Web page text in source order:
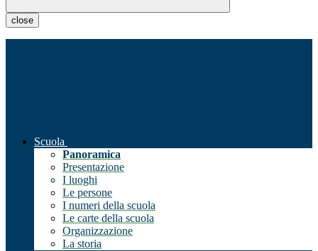
close
Scuola
Panoramica
Presentazione
I luoghi
Le persone
I numeri della scuola
Le carte della scuola
Organizzazione
La storia